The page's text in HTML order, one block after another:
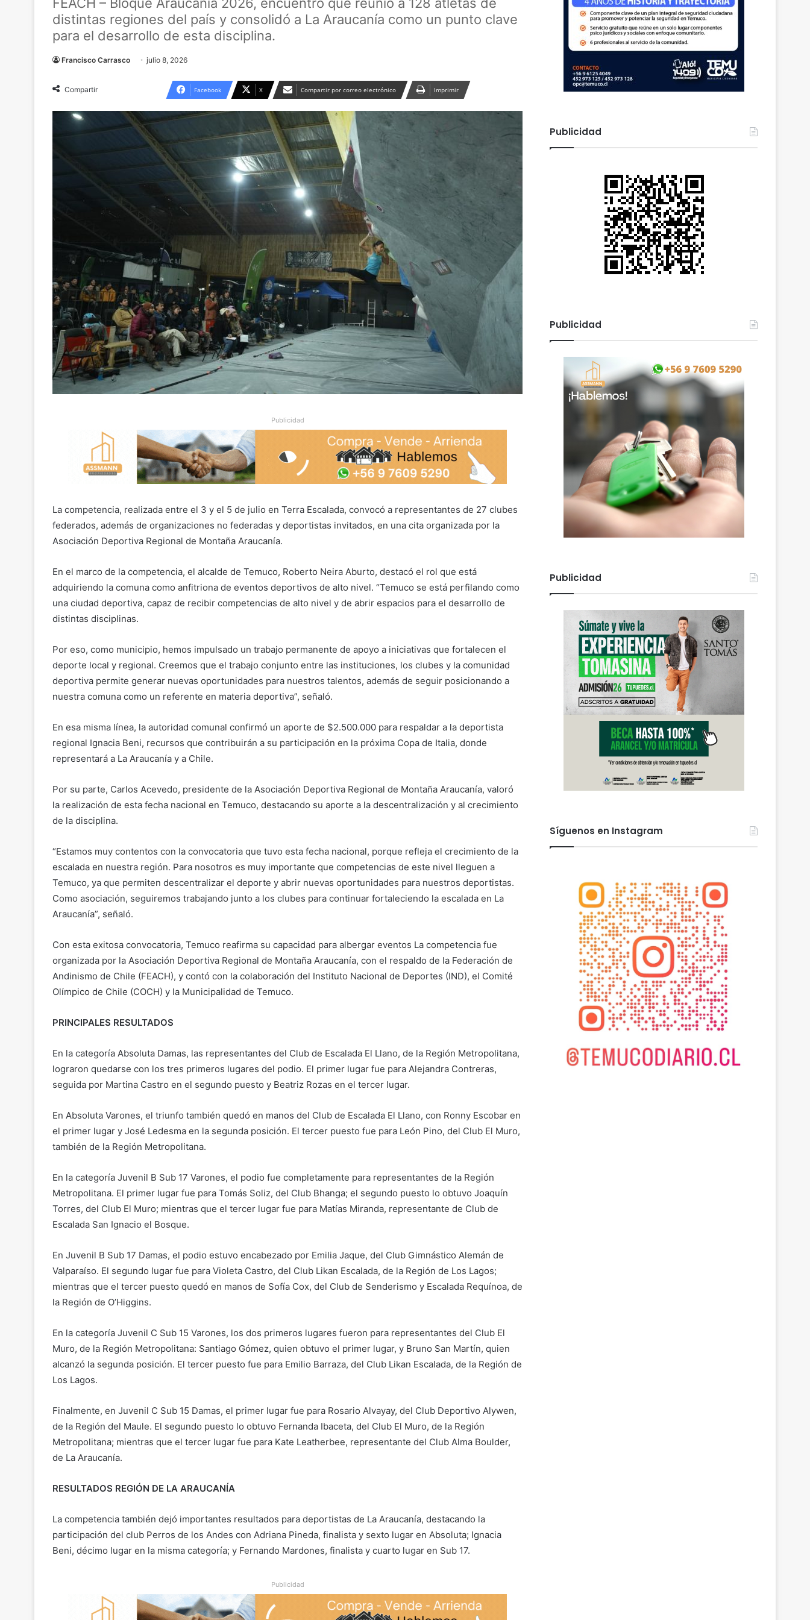
distintas regiones del país y consolidó a La Araucanía como un punto clave
para el desarrollo de esta disciplina.
Francisco Carrasco julio 8, 2026
Compartir Facebook X Compartir por correo electrónico Imprimir
Publicidad
La competencia, realizada entre el 3 y el 5 de julio en Terra Escalada, convocó a representantes de 27 clubes
federados, además de organizaciones no federadas y deportistas invitados, en una cita organizada por la
Asociación Deportiva Regional de Montaña Araucanía.
En el marco de la competencia, el alcalde de Temuco, Roberto Neira Aburto, destacó el rol que está
adquiriendo la comuna como anfitriona de eventos deportivos de alto nivel. “Temuco se está perfilando como
una ciudad deportiva, capaz de recibir competencias de alto nivel y de abrir espacios para el desarrollo de
distintas disciplinas.
Por eso, como municipio, hemos impulsado un trabajo permanente de apoyo a iniciativas que fortalecen el
deporte local y regional. Creemos que el trabajo conjunto entre las instituciones, los clubes y la comunidad
deportiva permite generar nuevas oportunidades para nuestros talentos, además de seguir posicionando a
nuestra comuna como un referente en materia deportiva”, señaló.
En esa misma línea, la autoridad comunal confirmó un aporte de $2.500.000 para respaldar a la deportista
regional Ignacia Beni, recursos que contribuirán a su participación en la próxima Copa de Italia, donde
representará a La Araucanía y a Chile.
Por su parte, Carlos Acevedo, presidente de la Asociación Deportiva Regional de Montaña Araucanía, valoró
la realización de esta fecha nacional en Temuco, destacando su aporte a la descentralización y al crecimiento
de la disciplina.
“Estamos muy contentos con la convocatoria que tuvo esta fecha nacional, porque refleja el crecimiento de la
escalada en nuestra región. Para nosotros es muy importante que competencias de este nivel lleguen a
Temuco, ya que permiten descentralizar el deporte y abrir nuevas oportunidades para nuestros deportistas.
Como asociación, seguiremos trabajando junto a los clubes para continuar fortaleciendo la escalada en La
Araucanía”, señaló.
Con esta exitosa convocatoria, Temuco reafirma su capacidad para albergar eventos La competencia fue
organizada por la Asociación Deportiva Regional de Montaña Araucanía, con el respaldo de la Federación de
Andinismo de Chile (FEACH), y contó con la colaboración del Instituto Nacional de Deportes (IND), el Comité
Olímpico de Chile (COCH) y la Municipalidad de Temuco.
PRINCIPALES RESULTADOS
En la categoría Absoluta Damas, las representantes del Club de Escalada El Llano, de la Región Metropolitana,
lograron quedarse con los tres primeros lugares del podio. El primer lugar fue para Alejandra Contreras,
seguida por Martina Castro en el segundo puesto y Beatriz Rozas en el tercer lugar.
En Absoluta Varones, el triunfo también quedó en manos del Club de Escalada El Llano, con Ronny Escobar en
el primer lugar y José Ledesma en la segunda posición. El tercer puesto fue para León Pino, del Club El Muro,
también de la Región Metropolitana.
En la categoría Juvenil B Sub 17 Varones, el podio fue completamente para representantes de la Región
Metropolitana. El primer lugar fue para Tomás Soliz, del Club Bhanga; el segundo puesto lo obtuvo Joaquín
Torres, del Club El Muro; mientras que el tercer lugar fue para Matías Miranda, representante de Club de
Escalada San Ignacio el Bosque.
En Juvenil B Sub 17 Damas, el podio estuvo encabezado por Emilia Jaque, del Club Gimnástico Alemán de
Valparaíso. El segundo lugar fue para Violeta Castro, del Club Likan Escalada, de la Región de Los Lagos;
mientras que el tercer puesto quedó en manos de Sofía Cox, del Club de Senderismo y Escalada Requínoa, de
la Región de O’Higgins.
En la categoría Juvenil C Sub 15 Varones, los dos primeros lugares fueron para representantes del Club El
Muro, de la Región Metropolitana: Santiago Gómez, quien obtuvo el primer lugar, y Bruno San Martín, quien
alcanzó la segunda posición. El tercer puesto fue para Emilio Barraza, del Club Likan Escalada, de la Región de
Los Lagos.
Finalmente, en Juvenil C Sub 15 Damas, el primer lugar fue para Rosario Alvayay, del Club Deportivo Alywen,
de la Región del Maule. El segundo puesto lo obtuvo Fernanda Ibaceta, del Club El Muro, de la Región
Metropolitana; mientras que el tercer lugar fue para Kate Leatherbee, representante del Club Alma Boulder,
de La Araucanía.
RESULTADOS REGIÓN DE LA ARAUCANÍA
La competencia también dejó importantes resultados para deportistas de La Araucanía, destacando la
participación del club Perros de los Andes con Adriana Pineda, finalista y sexto lugar en Absoluta; Ignacia
Beni, décimo lugar en la misma categoría; y Fernando Mardones, finalista y cuarto lugar en Sub 17.
Publicidad
Publicidad
Publicidad
Publicidad
Síguenos en Instagram